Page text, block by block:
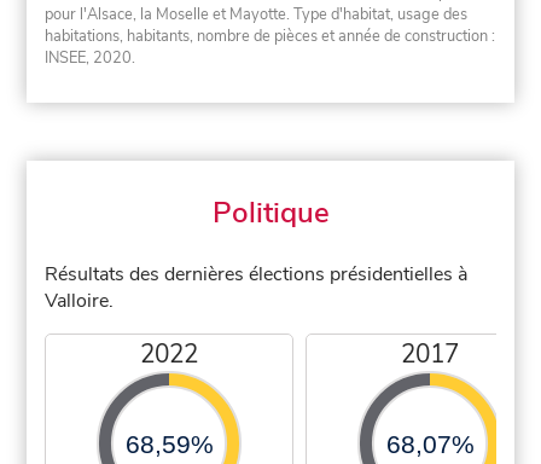
pour l'Alsace, la Moselle et Mayotte. Type d'habitat, usage des
habitations, habitants, nombre de pièces et année de construction :
INSEE, 2020.
Politique
Résultats des dernières élections présidentielles à
Valloire.
2022
68,59%
2017
68,07%